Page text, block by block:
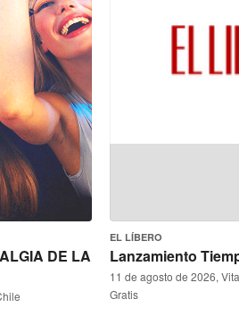
DE LA
EL LÍBERO
Lanzamiento
11 de agosto de 2026,
Gratis